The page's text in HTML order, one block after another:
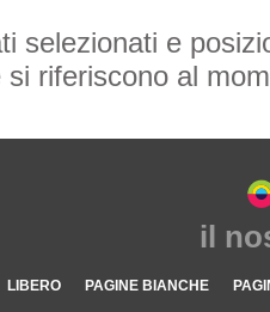
selezionati e
riferiscono al
il
LIBERO PAGINE BIANCHE